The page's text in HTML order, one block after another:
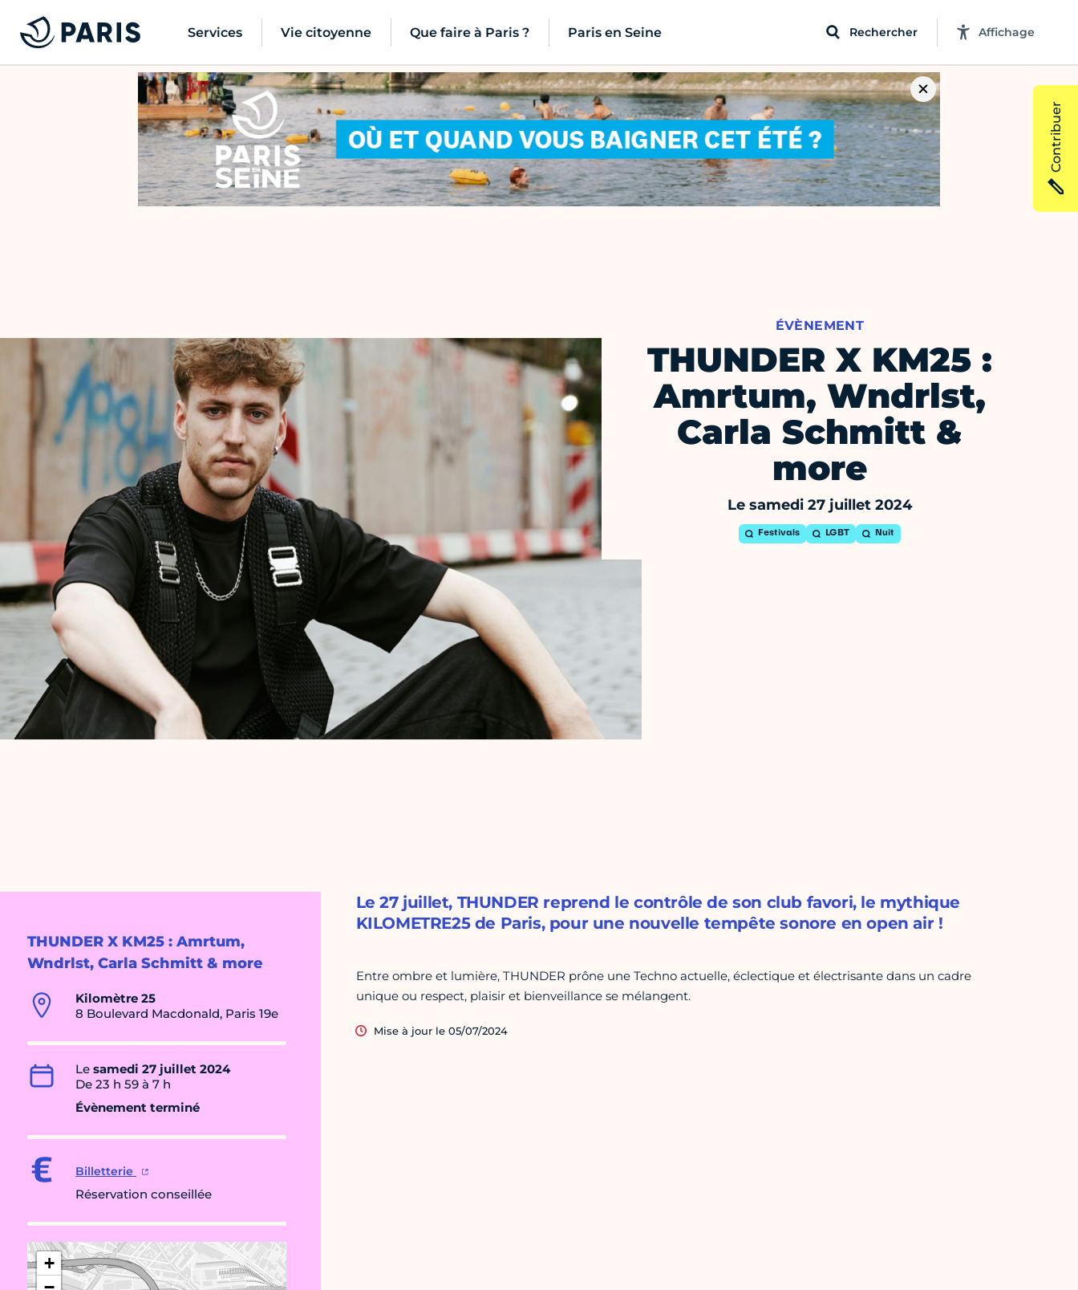
Services Vie citoyenne Que faire à Paris ? Paris en Seine Rechercher Affichage
ÉVÈNEMENT
THUNDER X KM25 :
Amrtum, Wndrlst,
Carla Schmitt &
more
Le samedi 27 juillet 2024
Festivals LGBT Nuit
THUNDER X KM25 : Amrtum,
Wndrlst, Carla Schmitt & more
Kilomètre 25
8 Boulevard Macdonald, Paris 19e
Le samedi 27 juillet 2024
De 23 h 59 à 7 h
Évènement terminé
Billetterie
Réservation conseillée
+
Le 27 juillet, THUNDER reprend le contrôle de son club favori, le mythique
KILOMETRE25 de Paris, pour une nouvelle tempête sonore en open air !
Entre ombre et lumière, THUNDER prône une Techno actuelle, éclectique et électrisante dans un cadre
unique ou respect, plaisir et bienveillance se mélangent.
Mise à jour le 05/07/2024
Contribuer